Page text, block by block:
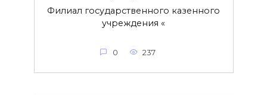
Филиал государственного казенного
учреждения «
0 237